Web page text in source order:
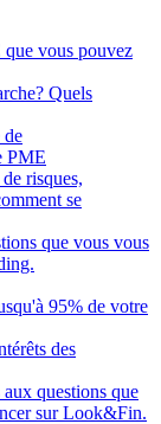
vous pouvez
Quels
de
PME
risques,
se
que vous vous
95% de votre
des
aux questions que
sur Look&Fin.